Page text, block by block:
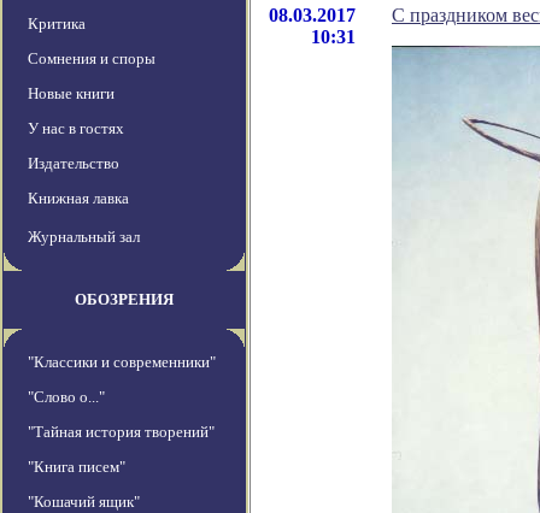
Критика
Сомнения и споры
Новые книги
У нас в гостях
Издательство
Книжная лавка
Журнальный зал
ОБОЗРЕНИЯ
"Классики и современники"
"Слово о..."
"Тайная история творений"
"Книга писем"
"Кошачий ящик"
08.03.2017
10:31
С праздником